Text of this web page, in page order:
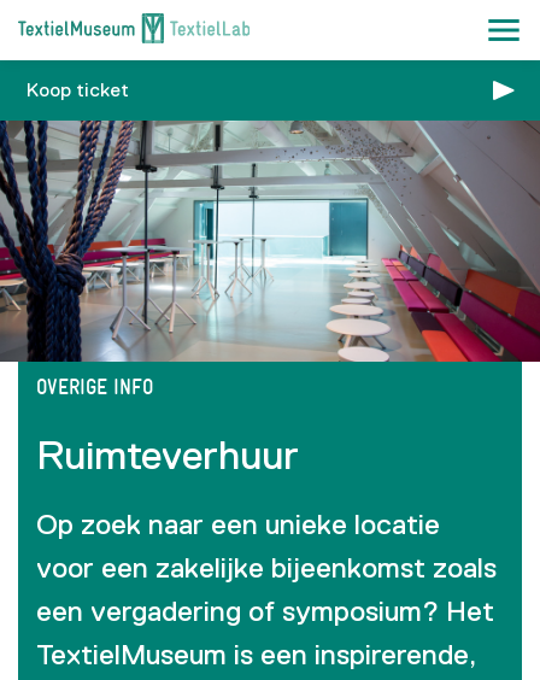
Koop ticket
OVERIGE INFO
Ruimteverhuur
Op zoek naar een unieke locatie
voor een zakelijke bijeenkomst zoals
een vergadering of symposium? Het
TextielMuseum is een inspirerende,